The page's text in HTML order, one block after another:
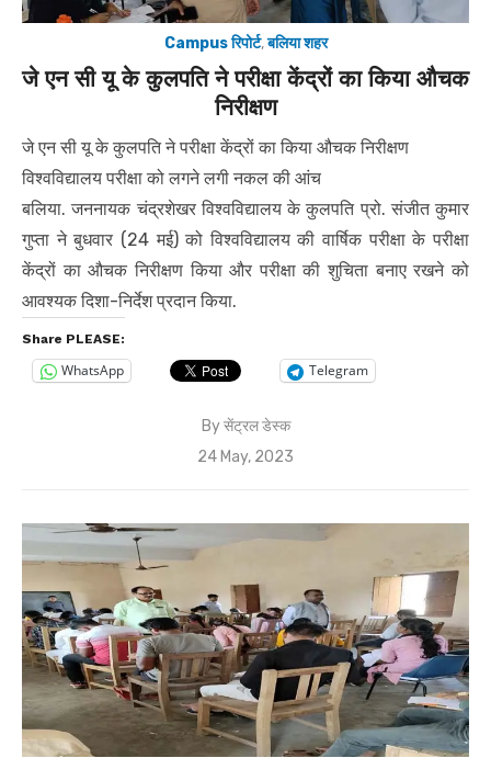
Campus रिपोर्ट,बलिया शहर
जे एन सी यू के कुलपति ने परीक्षा केंद्रों का किया औचक
निरीक्षण
जे एन सी यू के कुलपति ने परीक्षा केंद्रों का किया औचक निरीक्षण
विश्वविद्यालय परीक्षा को लगने लगी नकल की आंच
बलिया. जननायक चंद्रशेखर विश्वविद्यालय के कुलपति प्रो. संजीत कुमार
गुप्ता ने बुधवार (24 मई) को विश्वविद्यालय की वार्षिक परीक्षा के परीक्षा
केंद्रों का औचक निरीक्षण किया और परीक्षा की शुचिता बनाए रखने को
आवश्यक दिशा-निर्देश प्रदान किया.
Share PLEASE:
WhatsApp Telegram
Byसेंट्रल डेस्क
Posted
24 May, 2023